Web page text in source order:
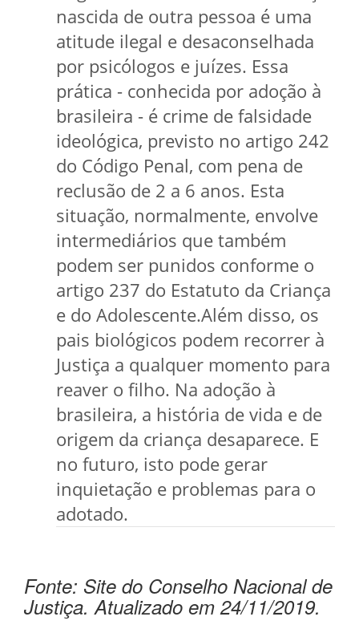
nascida de outra pessoa é uma
atitude ilegal e desaconselhada
por psicólogos e juízes. Essa
prática - conhecida por adoção à
brasileira - é crime de falsidade
ideológica, previsto no artigo 242
do Código Penal, com pena de
reclusão de 2 a 6 anos. Esta
situação, normalmente, envolve
intermediários que também
podem ser punidos conforme o
artigo 237 do Estatuto da Criança
e do Adolescente.Além disso, os
pais biológicos podem recorrer à
Justiça a qualquer momento para
reaver o filho. Na adoção à
brasileira, a história de vida e de
origem da criança desaparece. E
no futuro, isto pode gerar
inquietação e problemas para o
adotado.
Fonte: Site do Conselho Nacional de
Justiça. Atualizado em 24/11/2019.